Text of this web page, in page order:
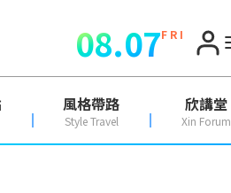
08.07F R I
風格帶路
Style Travel
欣講堂
Xin Forum